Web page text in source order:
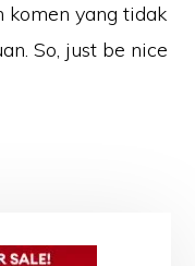
komen yang tidak
So, just be nice